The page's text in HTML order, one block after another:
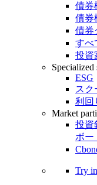
債券
債券
債券
すべ
投資
Specialized
ESG
スク
利回
Market
投資
ボー
Try in